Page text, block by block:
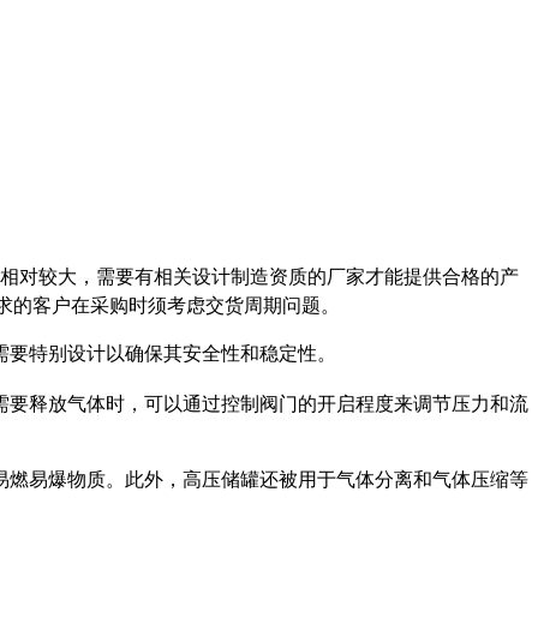
对较大，需要有相关设计制造资质的厂家才能提供合格的产
客户在采购时须考虑交货周期问题。
特别设计以确保其安全性和稳定性。
释放气体时，可以通过控制阀门的开启程度来调节压力和流
易爆物质。此外，高压储罐还被用于气体分离和气体压缩等